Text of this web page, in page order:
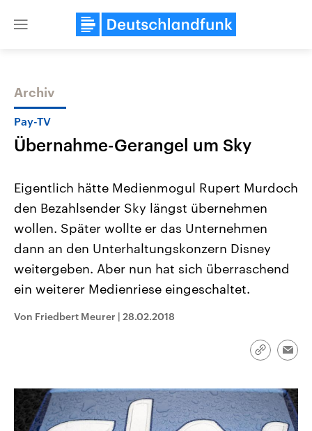
Close
Themen
Landtagswahl Sachsen-Anhalt
2026
Alle Informationen
Sachsen-Anhalt wählt am 6.
September 2026 einen neuen
Bundesland von einer Koalition aus
CDU, SPD und FDP regiert.-
Aktuelle Beiträge,
Hintergründe
Wirtschaftlich und
gehören die Vereinigten
den mächtigsten Ländern
Audio-Archiv
Archiv
Pay-TV
Übernahme-Gerangel um Sky
Eigentlich hätte Medienmogul Rupert Murdoch
den Bezahlsender Sky längst übernehmen
wollen. Später wollte er das Unternehmen
dann an den Unterhaltungskonzern Disney
weitergeben. Aber nun hat sich überraschend
ein weiterer Medienriese eingeschaltet.
Von Friedbert Meurer | 28.02.2018
Link